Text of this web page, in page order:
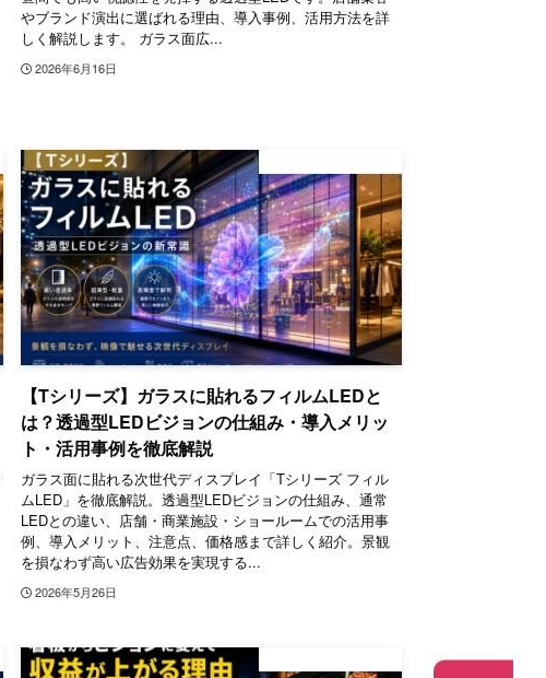
やブランド演出に選ばれる理由、導入事例、活用方法を詳
しく解説します。 ガラス面広...
2026年6月16日
【Tシリーズ】ガラスに貼れるフィルムLEDと
は？透過型LEDビジョンの仕組み・導入メリッ
ト・活用事例を徹底解説
ガラス面に貼れる次世代ディスプレイ「Tシリーズ フィル
ムLED」を徹底解説。透過型LEDビジョンの仕組み、通常
LEDとの違い、店舗・商業施設・ショールームでの活用事
例、導入メリット、注意点、価格感まで詳しく紹介。景観
を損なわず高い広告効果を実現する...
2026年5月26日